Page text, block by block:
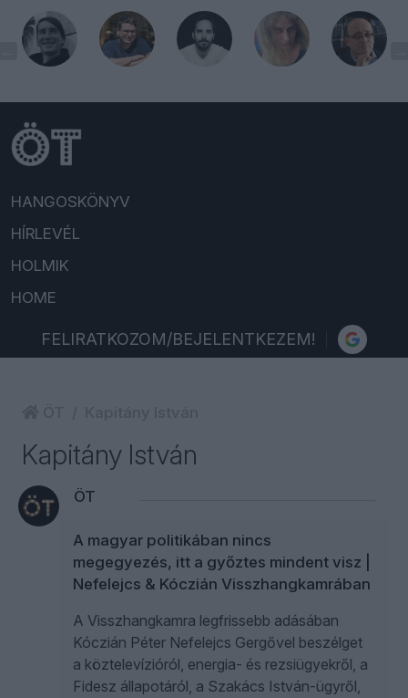
HANGOSKÖNYV
HÍRLEVÉL
HOLMIK
HOME
FELIRATKOZOM/BEJELENTKEZEM!
Kapitány István
ÖT
A magyar politikában nincs
megegyezés, itt a győztes mindent visz |
Nefelejcs & Kóczián Visszhangkamrában
A Visszhangkamra legfrissebb adásában
Kóczián Péter Nefelejcs Gergővel beszélget
a köztelevízióról, energia- és rezsiügyekről, a
Fidesz állapotáról, a Szakács István-ügyről,